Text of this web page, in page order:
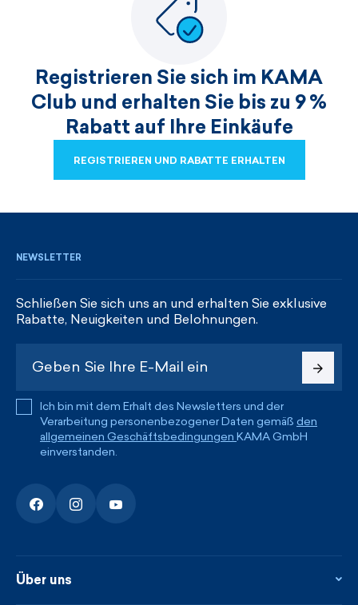
Registrieren Sie sich im KAMA
Club und erhalten Sie bis zu 9 %
Rabatt auf Ihre Einkäufe
REGISTRIEREN UND RABATTE ERHALTEN
NEWSLETTER
Schließen Sie sich uns an und erhalten Sie exklusive
Rabatte, Neuigkeiten und Belohnungen.
Ich bin mit dem Erhalt des Newsletters und der
Verarbeitung personenbezogener Daten gemäß den
allgemeinen Geschäftsbedingungen KAMA GmbH
einverstanden.
Über uns